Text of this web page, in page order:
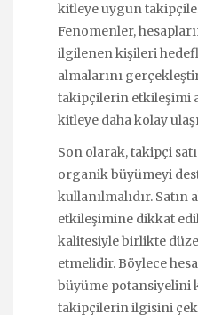
kitleye uygun
Fenomenler,
ilgilenen kişileri
almalarını
takipçilerin etkileşimi
kitleye daha kolay
Son olarak, takipçi
organik büyümeyi
kullanılmalıdır.
etkileşimine dikkat
kalitesiyle birlikte
etmelidir. Böylece
büyüme potansiyelini
takipçilerin ilgisini